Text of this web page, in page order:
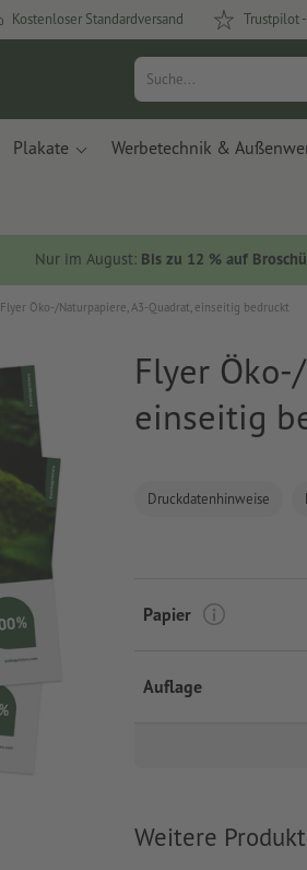
Kostenloser Standardversand Trustpilot
Plakate Werbetechnik &
Nur im August: Bis zu 12 % auf
Flyer Öko-/Naturpapiere, A3-Quadrat, einseitig bedruckt
Flyer
einseitig
Druckdatenhinweise
Papier
Auflage
Weitere